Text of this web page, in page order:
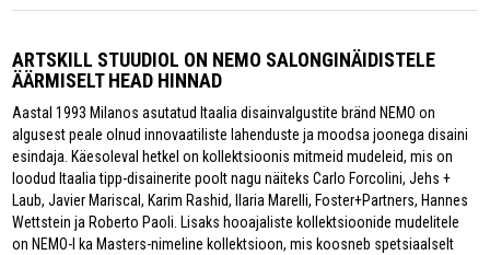
ARTSKILL STUUDIOL ON NEMO SALONGINÄIDISTELE
ÄÄRMISELT HEAD HINNAD
Aastal 1993 Milanos asutatud Itaalia disainvalgustite bränd NEMO on
algusest peale olnud innovaatiliste lahenduste ja moodsa joonega disaini
esindaja. Käesoleval hetkel on kollektsioonis mitmeid mudeleid, mis on
loodud Itaalia tipp-disainerite poolt nagu näiteks Carlo Forcolini, Jehs +
Laub, Javier Mariscal, Karim Rashid, Ilaria Marelli, Foster+Partners, Hannes
Wettstein ja Roberto Paoli. Lisaks hooajaliste kollektsioonide mudelitele
on NEMO-l ka Masters-nimeline kollektsioon, mis koosneb spetsiaalselt